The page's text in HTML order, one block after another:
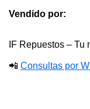
Vendido por:
IF Repuestos – Tu
📲 Consultas por